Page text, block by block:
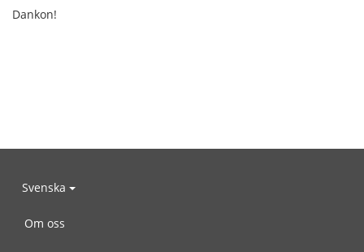
Dankon!
Svenska
Om oss